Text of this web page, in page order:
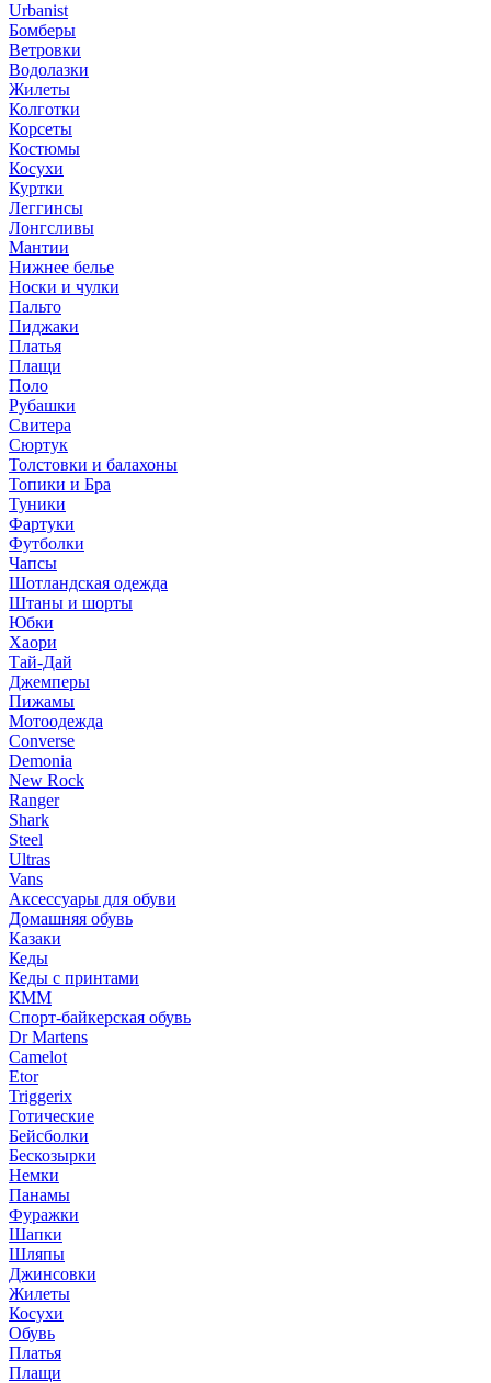
Urbanist
Бомберы
Ветровки
Водолазки
Жилеты
Колготки
Корсеты
Костюмы
Косухи
Куртки
Леггинсы
Лонгсливы
Мантии
Нижнее белье
Носки и чулки
Пальто
Пиджаки
Платья
Плащи
Поло
Рубашки
Свитера
Сюртук
Толстовки и балахоны
Топики и Бра
Туники
Фартуки
Футболки
Чапсы
Шотландская одежда
Штаны и шорты
Юбки
Хаори
Тай-Дай
Джемперы
Пижамы
Мотоодежда
Converse
Demonia
New Rock
Ranger
Shark
Steel
Ultras
Vans
Аксессуары для обуви
Домашняя обувь
Казаки
Кеды
Кеды с принтами
КММ
Спорт-байкерская обувь
Dr Martens
Camelot
Etor
Triggerix
Готические
Бейсболки
Бескозырки
Немки
Панамы
Фуражки
Шапки
Шляпы
Джинсовки
Жилеты
Косухи
Обувь
Платья
Плащи